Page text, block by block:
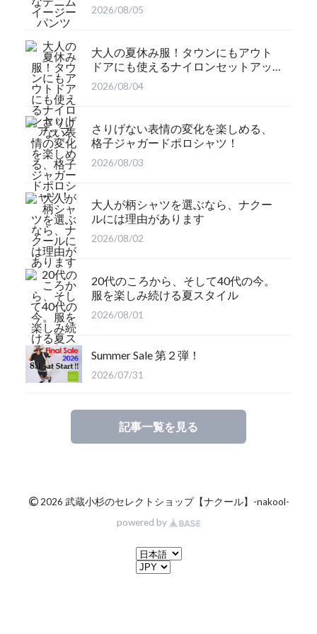
2026/08/05
大人の夏休み服！タウンにもアウト
ドアにも使えるナイロンセットアッ
プ
2026/08/04
さりげない表情の変化を楽しめる、
格子ジャガードポロシャツ！
2026/08/03
大人が柄シャツを選ぶなら、ナクー
ルには理由があります
2026/08/02
20代のころから、そして40代の今。
服を楽しみ続ける夏スタイル
2026/08/01
Summer Sale 第２弾！
2026/07/31
記事一覧を見る
©2026 武蔵小杉のセレクトショップ【ナクール】-nakool-
powered by